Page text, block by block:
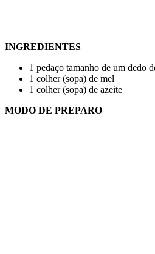
INGREDIENTES
1 pedaço tamanho de um dedo
1 colher (sopa) de mel
1 colher (sopa) de azeite
MODO DE PREPARO